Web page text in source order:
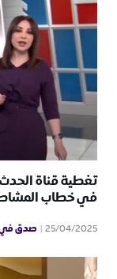
تغطية قناة الحدث
في خطاب
25/04/2025 صدق في